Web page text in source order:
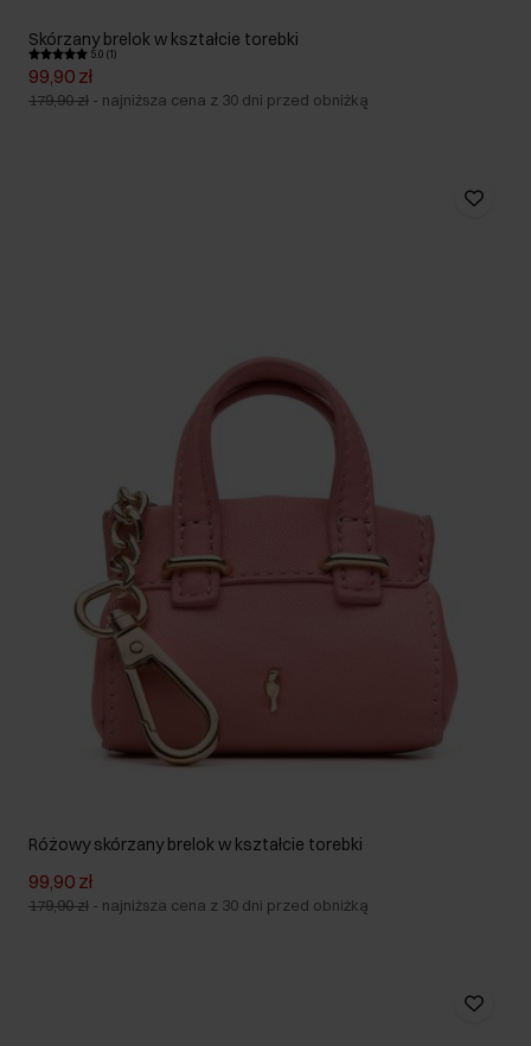
Skórzany brelok w kształcie torebki
5.0 (1)
99,90 zł
179,90 zł - najniższa cena z 30 dni przed obniżką
Różowy skórzany brelok w kształcie torebki
99,90 zł
179,90 zł - najniższa cena z 30 dni przed obniżką